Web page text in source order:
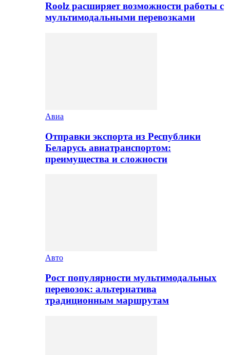
Roolz расширяет возможности работы с
мультимодальными перевозками
Авиа
Отправки экспорта из Республики
Беларусь авиатранспортом:
преимущества и сложности
Авто
Рост популярности мультимодальных
перевозок: альтернатива
традиционным маршрутам